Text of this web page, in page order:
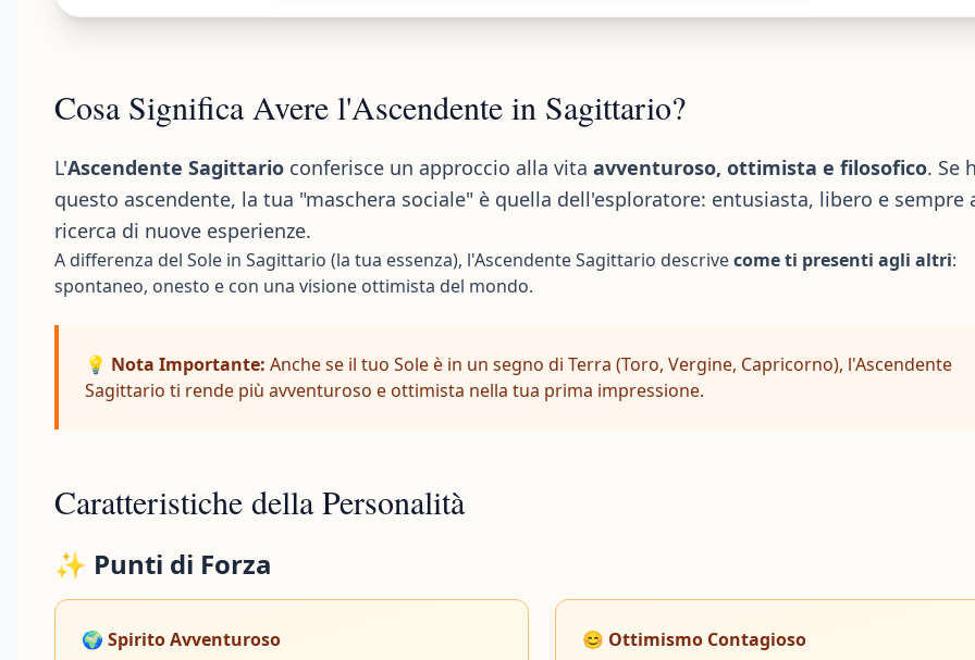
Cosa Significa Avere l'Ascendente in Sagittario?
L'Ascendente Sagittario conferisce un approccio alla vita avventuroso, ottimista e filosofico. Se
questo ascendente, la tua "maschera sociale" è quella dell'esploratore: entusiasta, libero e sempre
ricerca di nuove esperienze.
A differenza del Sole in Sagittario (la tua essenza), l'Ascendente Sagittario descrivecome ti presenti agli altri:
spontaneo, onesto e con una visione ottimista del mondo.
💡 Nota Importante: Anche se il tuo Sole è in un segno di Terra (Toro, Vergine, Capricorno), l'Ascendente
Sagittario ti rende più avventuroso e ottimista nella tua prima impressione.
Caratteristiche della Personalità
✨ Punti di Forza
🌍 Spirito Avventuroso 😊 Ottimismo Contagioso